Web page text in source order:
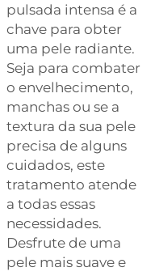
pulsada intensa é a
chave para obter
uma pele radiante.
Seja para combater
o envelhecimento,
manchas ou se a
textura da sua pele
precisa de alguns
cuidados, este
tratamento atende
a todas essas
necessidades.
Desfrute de uma
pele mais suave e